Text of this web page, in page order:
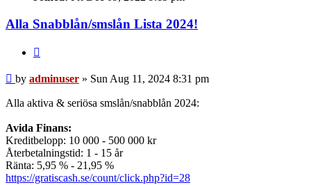
Alla Snabblån/smslån Lista 2024!
Post
by adminuser » Sun Aug 11, 2024 8:31 pm
Alla aktiva & seriösa smslån/snabblån 2024:
Avida Finans:
Kreditbelopp: 10 000 - 500 000 kr
Återbetalningstid: 1 - 15 år
Ränta: 5,95 % - 21,95 %
https://gratiscash.se/count/click.php?id=28